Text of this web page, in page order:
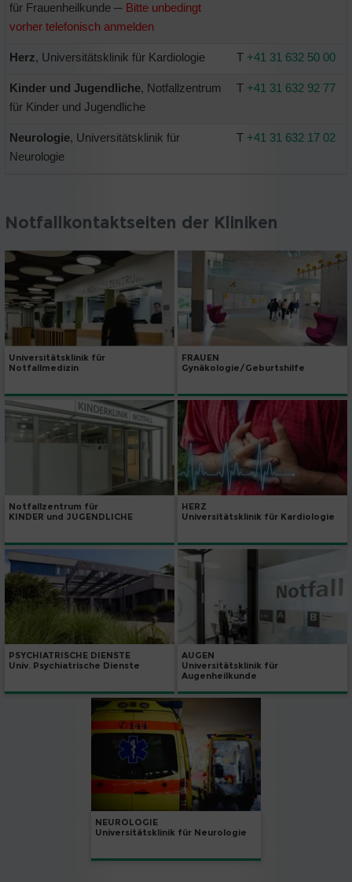
für Frauenheilkunde ─ Bitte unbedingt
vorher telefonisch anmelden
Herz, Universitätsklinik für Kardiologie T +41 31 632 50 00
Kinder und Jugendliche, Notfallzentrum
für Kinder und Jugendliche
T +41 31 632 92 77
Neurologie, Universitätsklinik für
Neurologie
T +41 31 632 17 02
Notfallkontaktseiten der Kliniken
Universitätsklinik für
Notfallmedizin
FRAUEN
Gynäkologie/Geburtshilfe
Notfallzentrum für
KINDER und JUGENDLICHE
HERZ
Universitätsklinik für Kardiologie
PSYCHIATRISCHE DIENSTE
Univ. Psychiatrische Dienste
AUGEN
Universitätsklinik für
Augenheilkunde
NEUROLOGIE
Universitätsklinik für Neurologie